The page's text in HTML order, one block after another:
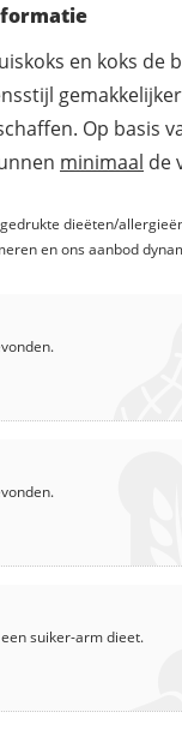
en koks de
Op basis
minimaal de
dieëten/
en ons aanbod
suiker-arm dieet.